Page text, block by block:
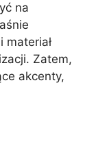
na
materiał
Zatem,
akcenty,